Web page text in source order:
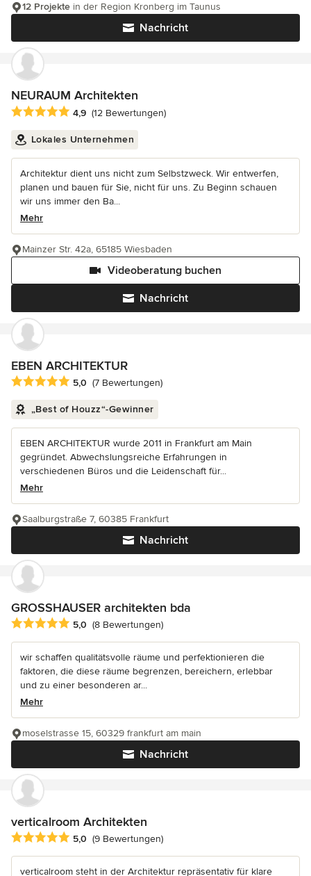
Nachricht
12 Projekte in der Region Kronberg im Taunus
NEURAUM Architekten
Durchschnittliche Bewertung: 4.9 von 5 Sternen
4,9 (12 Bewertungen)
Lokales Unternehmen
Architektur dient uns nicht zum Selbstzweck. Wir entwerfen,
planen und bauen für Sie, nicht für uns. Zu Beginn schauen
wir uns immer den Ba...
Mehr
Nachricht
Videoberatung buchen
Mainzer Str. 42a, 65185 Wiesbaden
EBEN ARCHITEKTUR
Durchschnittliche Bewertung: 5 von 5 Sternen
5,0 (7 Bewertungen)
„Best of Houzz“-Gewinner
EBEN ARCHITEKTUR wurde 2011 in Frankfurt am Main
gegründet. Abwechslungsreiche Erfahrungen in
verschiedenen Büros und die Leidenschaft für...
Mehr
Nachricht
Saalburgstraße 7, 60385 Frankfurt
GROSSHAUSER architekten bda
Durchschnittliche Bewertung: 5 von 5 Sternen
5,0 (8 Bewertungen)
wir schaffen qualitätsvolle räume und perfektionieren die
faktoren, die diese räume begrenzen, bereichern, erlebbar
und zu einer besonderen ar...
Mehr
Nachricht
moselstrasse 15, 60329 frankfurt am main
verticalroom Architekten
Durchschnittliche Bewertung: 5 von 5 Sternen
5,0 (9 Bewertungen)
verticalroom steht in der Architektur repräsentativ für klare